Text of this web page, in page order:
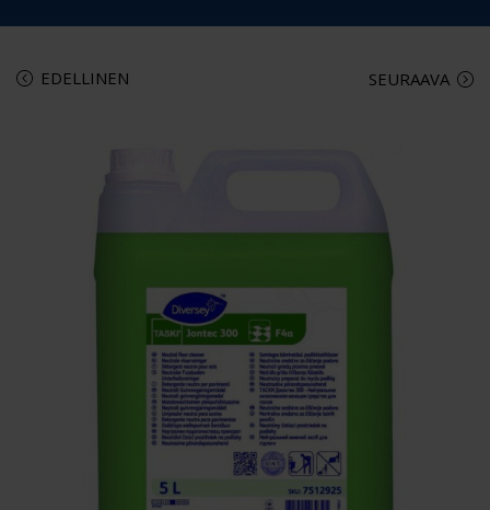
EDELLINEN SEURAAVA